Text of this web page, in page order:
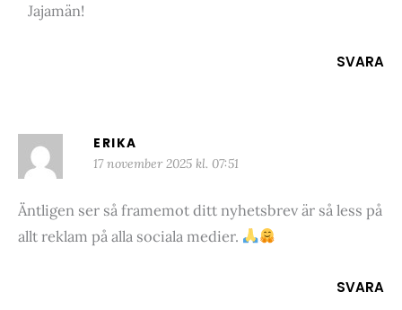
Jajamän!
SVARA
ERIKA
17 november 2025 kl. 07:51
Äntligen ser så framemot ditt nyhetsbrev är så less på
allt reklam på alla sociala medier.
SVARA